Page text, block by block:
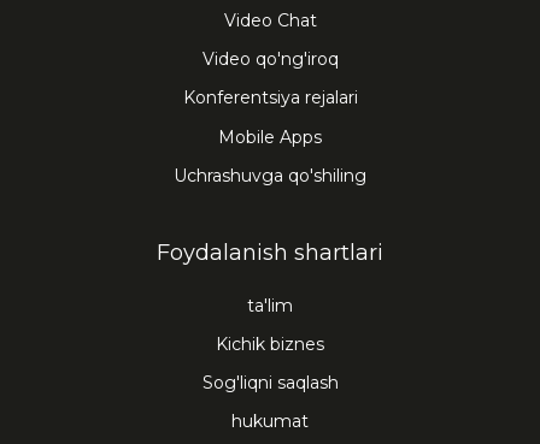
Video Chat
Video qo'ng'iroq
Konferentsiya rejalari
Mobile Apps
Uchrashuvga qo'shiling
Foydalanish shartlari
ta'lim
Kichik biznes
Sog'liqni saqlash
hukumat